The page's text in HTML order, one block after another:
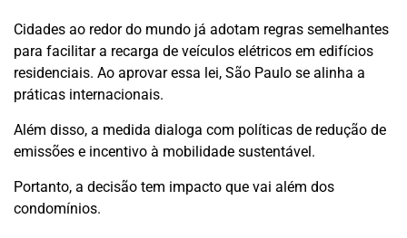
Cidades ao redor do mundo já adotam regras semelhantes
para facilitar a recarga de veículos elétricos em edifícios
residenciais. Ao aprovar essa lei, São Paulo se alinha a
práticas internacionais.
Além disso, a medida dialoga com políticas de redução de
emissões e incentivo à mobilidade sustentável.
Portanto, a decisão tem impacto que vai além dos
condomínios.